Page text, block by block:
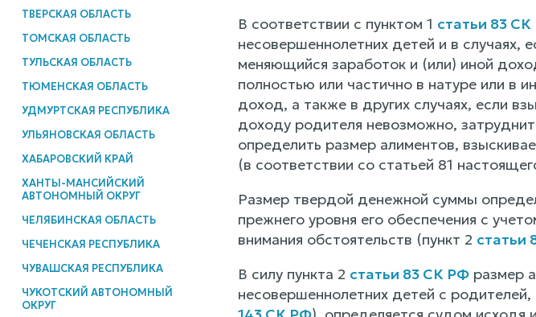
ТВЕРСКАЯ ОБЛАСТЬ
ТОМСКАЯ ОБЛАСТЬ
ТУЛЬСКАЯ ОБЛАСТЬ
ТЮМЕНСКАЯ ОБЛАСТЬ
УДМУРТСКАЯ РЕСПУБЛИКА
УЛЬЯНОВСКАЯ ОБЛАСТЬ
ХАБАРОВСКИЙ КРАЙ
ХАНТЫ-МАНСИЙСКИЙ
АВТОНОМНЫЙ ОКРУГ
ЧЕЛЯБИНСКАЯ ОБЛАСТЬ
ЧЕЧЕНСКАЯ РЕСПУБЛИКА
ЧУВАШСКАЯ РЕСПУБЛИКА
ЧУКОТСКИЙ АВТОНОМНЫЙ
ОКРУГ
В соответствии с пунктом 1 статьи 83
несовершеннолетних детей и в случаях,
меняющийся заработок и (или) иной
полностью или частично в натуре или в
доход, а также в других случаях, если
доходу родителя невозможно,
определить размер алиментов,
(в соответствии со статьей 81
Размер твердой денежной суммы
прежнего уровня его обеспечения с
внимания обстоятельств (пункт 2 статьи
В силу пункта 2 статьи 83 СК РФразмер
несовершеннолетних детей с